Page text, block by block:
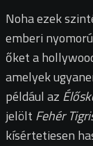
Noha ezek
emberi
őket a
amelyek
például az
jelölt Fehér
kísértetiesen